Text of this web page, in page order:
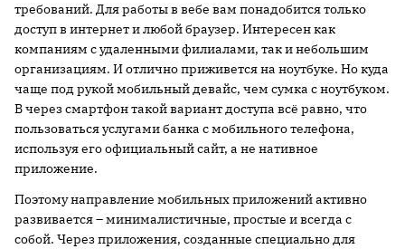
требований. Для работы в вебе вам понадобится только
доступ в интернет и любой браузер. Интересен как
компаниям с удаленными филиалами, так и небольшим
организациям. И отлично приживется на ноутбуке. Но куда
чаще под рукой мобильный девайс, чем сумка с ноутбуком.
В через смартфон такой вариант доступа всё равно, что
пользоваться услугами банка с мобильного телефона,
используя его официальный сайт, а не нативное
приложение.
Поэтому направление мобильных приложений активно
развивается – минималистичные, простые и всегда с
собой. Через приложения, созданные специально для